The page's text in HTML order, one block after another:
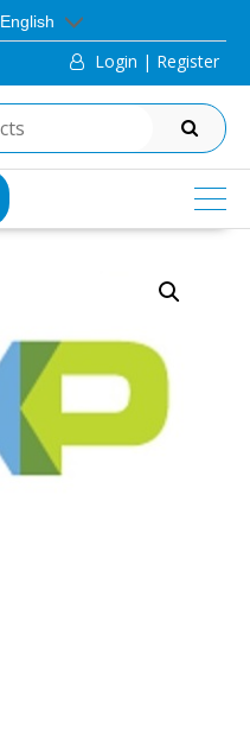
English
Login | Register
SEARCH